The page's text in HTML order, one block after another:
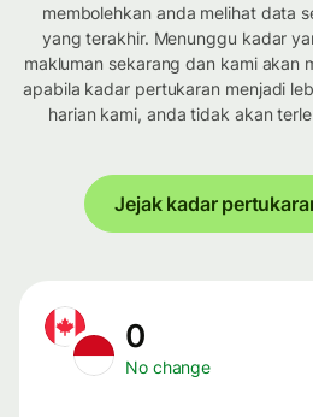
membolehkan anda melihat data
yang terakhir. Menunggu kadar
makluman sekarang dan kami akan
apabila kadar pertukaran menjadi
harian kami, anda tidak akan
Jejak kadar
0
No change